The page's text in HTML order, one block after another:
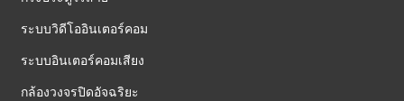
ระบบวิดีโออินเตอร์คอม
ระบบอินเตอร์คอมเสียง
กล้องวงจรปิดอัจฉริยะ